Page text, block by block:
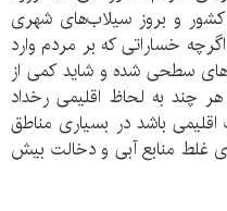
کشور و بروز سیلاب‌های شهری
اگرچه خساراتی که بر مردم وارد
سطحی شده و شاید کمی از
چند به لحاظ اقلیمی رخداد
باشد در بسیاری مناطق
غلط منابع آبی و دخالت بیش